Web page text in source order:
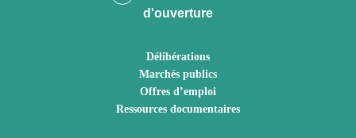
d'ouverture
Délibérations
Marchés publics
Offres d’emploi
Ressources documentaires